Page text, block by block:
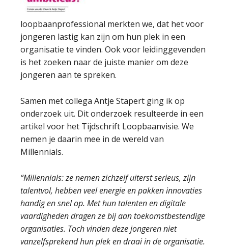
loopbaanprofessional merkten we, dat het voor
jongeren lastig kan zijn om hun plek in een
organisatie te vinden. Ook voor leidinggevenden
is het zoeken naar de juiste manier om deze
jongeren aan te spreken.
Samen met collega Antje Stapert ging ik op
onderzoek uit. Dit onderzoek resulteerde in een
artikel voor het Tijdschrift Loopbaanvisie. We
nemen je daarin mee in de wereld van
Millennials.
“Millennials: ze nemen zichzelf uiterst serieus, zijn
talentvol, hebben veel energie en pakken innovaties
handig en snel op. Met hun talenten en digitale
vaardigheden dragen ze bij aan toekomstbestendige
organisaties. Toch vinden deze jongeren niet
vanzelfsprekend hun plek en draai in de organisatie.